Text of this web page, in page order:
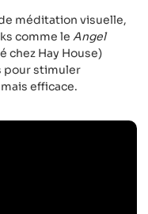
méditation visuelle,
comme le Angel
chez Hay House)
pour stimuler
efficace.